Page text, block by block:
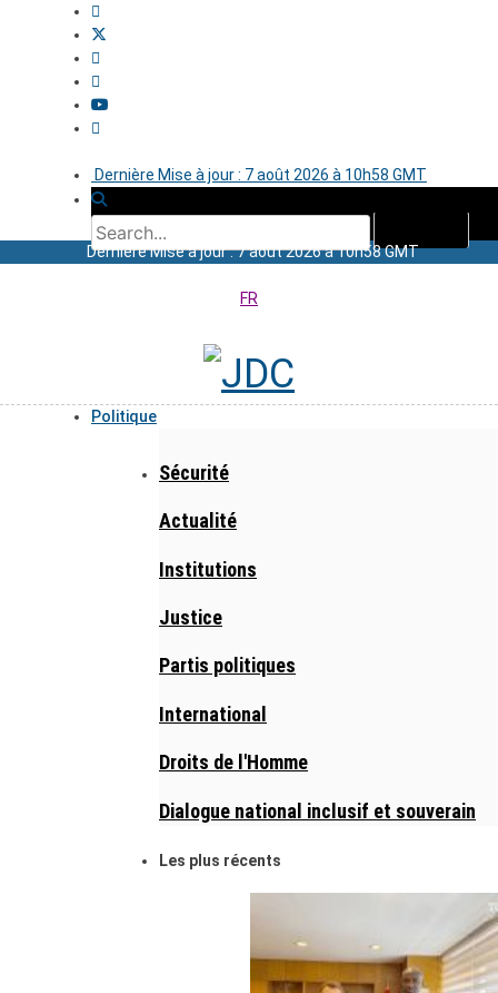
Dernière Mise à jour : 7 août 2026 à 10h58 GMT
Dernière Mise à jour : 7 août 2026 à 10h58 GMT
FR
Politique
Sécurité
Actualité
Institutions
Justice
Partis politiques
International
Droits de l'Homme
Dialogue national inclusif et souverain
Les plus récents